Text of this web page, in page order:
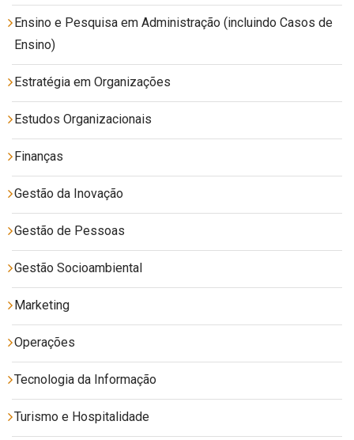
Ensino e Pesquisa em Administração (incluindo Casos de
Ensino)
Estratégia em Organizações
Estudos Organizacionais
Finanças
Gestão da Inovação
Gestão de Pessoas
Gestão Socioambiental
Marketing
Operações
Tecnologia da Informação
Turismo e Hospitalidade